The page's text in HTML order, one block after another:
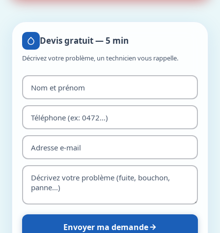
Devis gratuit — 5 min
Décrivez votre problème, un technicien vous rappelle.
Envoyer ma demande